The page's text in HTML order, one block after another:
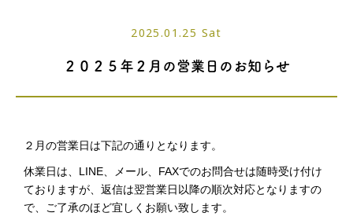
2025.01.25 Sat
２０２５年２月の営業日のお知らせ
２月の営業日は下記の通りとなります。
休業日は、LINE、メール、FAXでのお問合せは随時受け付け
ておりますが、返信は翌営業日以降の順次対応となりますの
で、ご了承のほど宜しくお願い致します。